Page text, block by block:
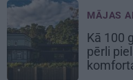
MĀJAS
Kā 100
pērli